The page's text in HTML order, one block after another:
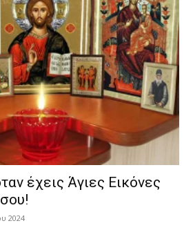
έχεις Άγιες Εικόνες
2024